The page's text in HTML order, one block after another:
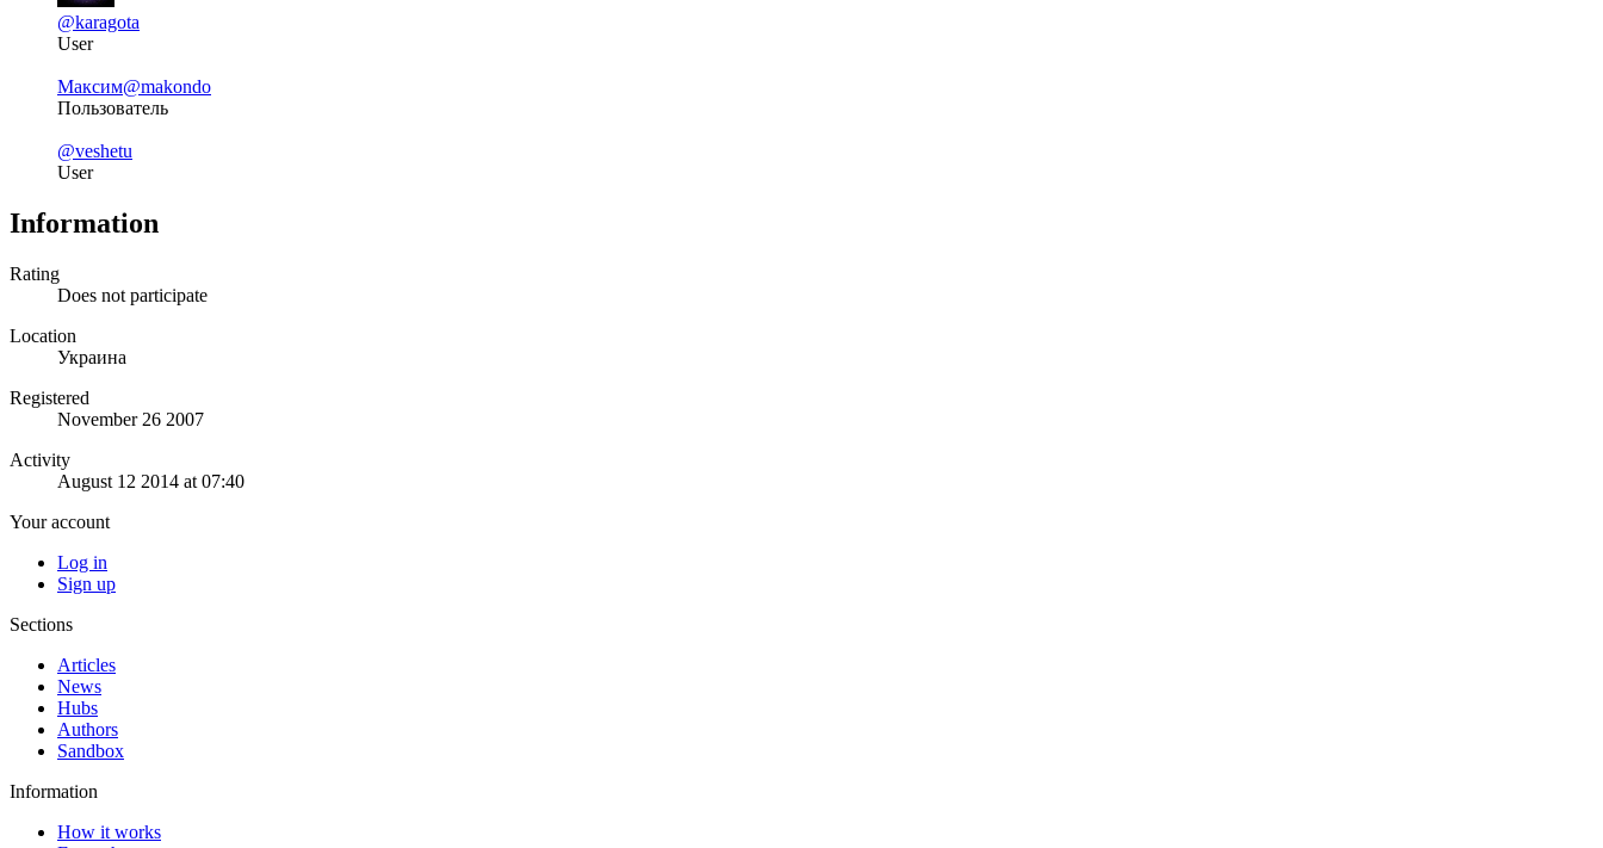
@karagota
User
Максим@makondo
Пользователь
@veshetu
User
Information
Rating
Does not participate
Location
Украина
Registered
November 26 2007
Activity
August 12 2014 at 07:40
Your account
Log in
Sign up
Sections
Articles
News
Hubs
Authors
Sandbox
Information
How it works